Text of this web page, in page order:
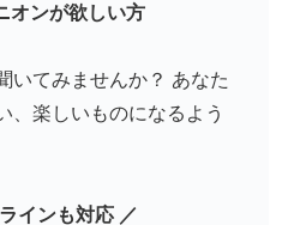
オンが欲しい方
いてみませんか？ あなた
、楽しいものになるよう
インも対応 ／